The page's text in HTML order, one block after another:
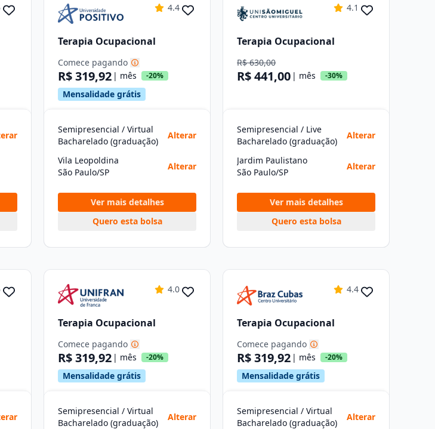
4.4
Terapia Ocupacional
Comece pagando
R$ 319,92 | mês -20%
Mensalidade grátis
Semipresencial / Virtual
Bacharelado (graduação)
Alterar
Vila Leopoldina
São Paulo/SP
Alterar
Ver mais detalhes
Quero esta bolsa
4.1
Terapia Ocupacional
R$ 630,00
R$ 441,00 | mês -30%
Semipresencial / Live
Bacharelado (graduação)
Alterar
Jardim Paulistano
São Paulo/SP
Alterar
Ver mais detalhes
Quero esta bolsa
4.0
Terapia Ocupacional
Comece pagando
R$ 319,92 | mês -20%
Mensalidade grátis
Semipresencial / Virtual
Bacharelado (graduação)
Alterar
4.4
Terapia Ocupacional
Comece pagando
R$ 319,92 | mês -20%
Mensalidade grátis
Semipresencial / Virtual
Bacharelado (graduação)
Alterar